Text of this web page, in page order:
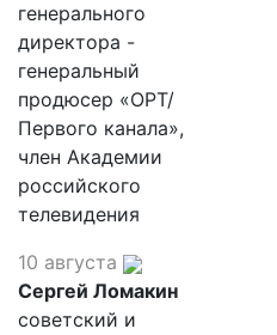
генерального
директора -
генеральный
продюсер «ОРТ/
Первого канала»,
член Академии
российского
телевидения
10 августа
Сергей Ломакин
советский и